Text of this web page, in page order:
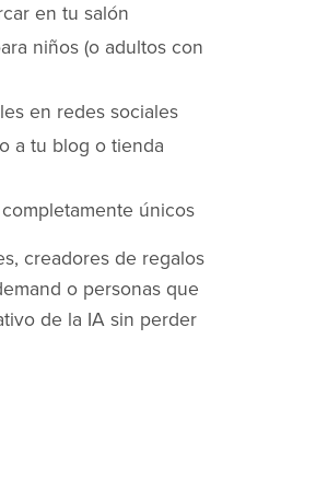
en tu salón
niños (o adultos con
en redes sociales
a tu blog o tienda
únicos
creadores de regalos
o personas que
de la IA sin perder